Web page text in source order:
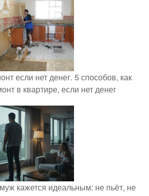
если нет денег. 5 способов, как
в квартире, если нет денег
кажется идеальным: не пьёт, не